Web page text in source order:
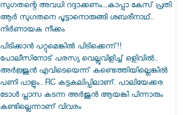
സു​ഗതന്റെ അവധി റദ്ദാക്കണം...കാപ്പാ കേസ് പ്രതി
ആർ സു​ഗതനെ പൂട്ടാനൊരുങ്ങി ശബരീനാഥ്..
നിർണായക നീക്കം
പിടിക്കാൻ പറ്റുമെങ്കിൽ പിടിക്കെന്ന്!!
പോലീസിനോട് പരസ്യ വെല്ലുവിളിച്ച് ഒളിവിൽ..
അർജ്ജുൻ എവിടെയെന്ന് കണ്ടെത്തിയില്ലെങ്കിൽ
പണി പാളും.. RC കട്ടകലിപ്പിലാണ്. പാലിയേക്കര
ടോൾ പ്ലാസ കടന്ന അർജുൻ ആയങ്കി പിന്നാരും
കണ്ടില്ലെന്നാണ് വിവരം